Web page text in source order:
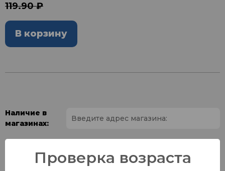
119.90 ₽
В корзину
Наличие в
магазинах:
Ваш город:
Проверка возраста